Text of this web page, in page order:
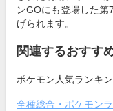
ンGOにも登場した第
げられます。
関連するおすす
ポケモン人気ランキ
全種総合・ポケモン